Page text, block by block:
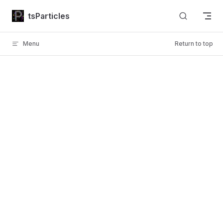
Skip to content
tsParticles
Menu Return to top